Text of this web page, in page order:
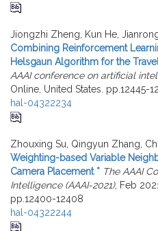
Jiongzhi Zheng, Kun He,
Combining Reinforcement
Helsgaun Algorithm for the
AAAI conference on artificial
Online, United States. pp.12445-
hal-04322234
Zhouxing Su, Qingyun Zhang,
Weighting-based Variable
Camera Placement * The AAAI
Intelligence (AAAI-2021), Feb
pp.12400-12408
hal-04322244